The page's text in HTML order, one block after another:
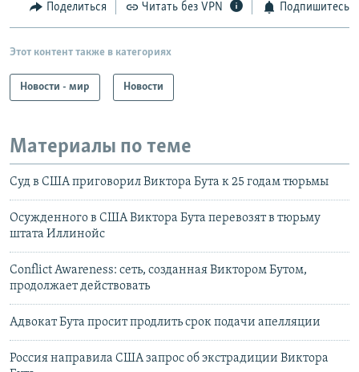
Поделиться Читать без VPN Подпишитесь
Этот контент также в категориях
Новости - мир Новости
Материалы по теме
Суд в США приговорил Виктора Бута к 25 годам тюрьмы
Осужденного в США Виктора Бута перевозят в тюрьму
штата Иллинойс
Conflict Awareness: сеть, созданная Виктором Бутом,
продолжает действовать
Адвокат Бута просит продлить срок подачи апелляции
Россия направила США запрос об экстрадиции Виктора